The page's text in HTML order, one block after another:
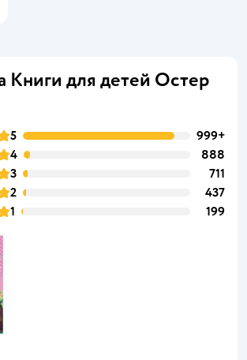
Книги для детей Остер
5
999+
4
888
3
711
2
437
1
199